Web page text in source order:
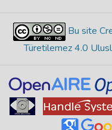
Bu site
Türetilemez 4.0